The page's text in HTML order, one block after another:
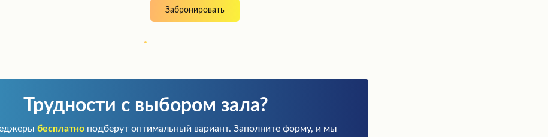
Забронировать
Трудности с выбором зала?
бесплатноподберут оптимальный вариант. Заполните форму, и мы